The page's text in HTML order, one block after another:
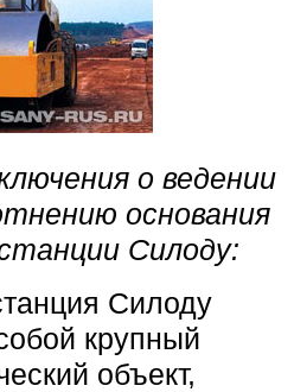
о ведении
основания
Силоду:
Силоду
крупный
объект,